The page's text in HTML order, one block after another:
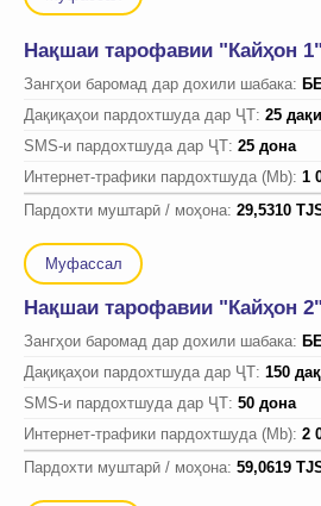
Нақшаи тарофавии "Кайҳон 1"
Зангҳои баромад дар дохили шабака:
Дақиқаҳои пардохтшуда дар ҶТ: 25
SMS-и пардохтшуда дар ҶТ: 25 дона
Интернет-трафики пардохтшуда (Mb): 1
Пардохти муштарӣ / моҳона: 29,5310
Муфассал
Нақшаи тарофавии "Кайҳон 2"
Зангҳои баромад дар дохили шабака:
Дақиқаҳои пардохтшуда дар ҶТ: 150
SMS-и пардохтшуда дар ҶТ: 50 дона
Интернет-трафики пардохтшуда (Mb): 2
Пардохти муштарӣ / моҳона: 59,0619